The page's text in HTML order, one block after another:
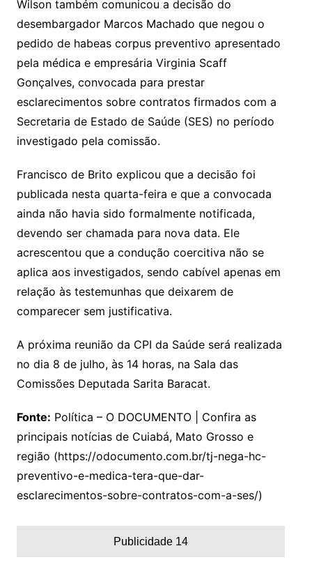
Wilson também comunicou a decisão do
desembargador Marcos Machado que negou o
pedido de habeas corpus preventivo apresentado
pela médica e empresária Virginia Scaff
Gonçalves, convocada para prestar
esclarecimentos sobre contratos firmados com a
Secretaria de Estado de Saúde (SES) no período
investigado pela comissão.
Francisco de Brito explicou que a decisão foi
publicada nesta quarta-feira e que a convocada
ainda não havia sido formalmente notificada,
devendo ser chamada para nova data. Ele
acrescentou que a condução coercitiva não se
aplica aos investigados, sendo cabível apenas em
relação às testemunhas que deixarem de
comparecer sem justificativa.
A próxima reunião da CPI da Saúde será realizada
no dia 8 de julho, às 14 horas, na Sala das
Comissões Deputada Sarita Baracat.
Fonte: Política – O DOCUMENTO | Confira as
principais notícias de Cuiabá, Mato Grosso e
região (https://odocumento.com.br/tj-nega-hc-
preventivo-e-medica-tera-que-dar-
esclarecimentos-sobre-contratos-com-a-ses/)
Publicidade 14